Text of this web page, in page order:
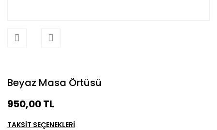
Beyaz Masa Örtüsü
950,00 TL
TAKSİT SEÇENEKLERİ